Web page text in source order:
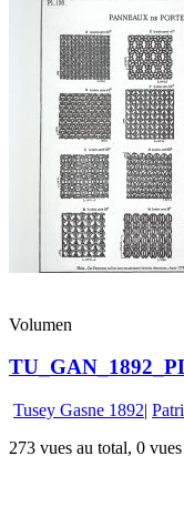
Volumen
Tusey Gasne 1892|
273 vues au total, 0